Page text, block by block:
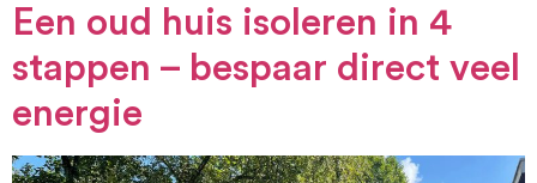
Een oud huis isoleren in 4
stappen – bespaar direct veel
energie